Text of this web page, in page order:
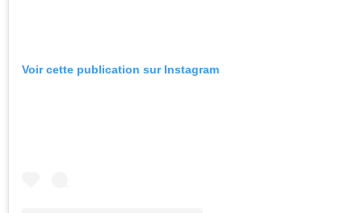
Voir cette publication sur Instagram